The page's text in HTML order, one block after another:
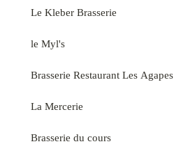
Le Kleber Brasserie
le Myl's
Brasserie Restaurant Les Agapes
La Mercerie
Brasserie du cours